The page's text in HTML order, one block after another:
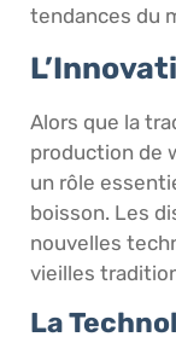
tendances du
Alors que la
production de
un rôle
boisson. Les
nouvelles
vieilles
La